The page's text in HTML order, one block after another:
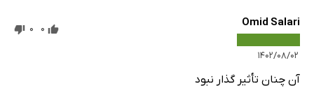
Omid Salari
۱۴۰۲/۰۸/۰۲
0
0
آن چنان تأثیر گذار نبود